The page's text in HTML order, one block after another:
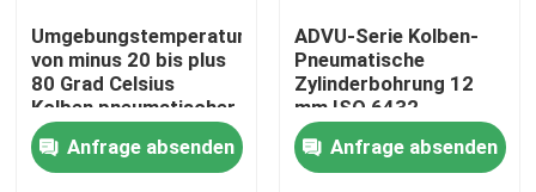
Zu Hause
Umgebungstemperatur
von minus 20 bis plus
80 Grad Celsius
Kolben pneumatischer
Zylinder ISO 6432
Standard
doppelwirkende
Anfrage absenden
ADVU-Serie Kolben-
Pneumatische
Zylinderbohrung 12
mm ISO 6432
Anfrage absenden